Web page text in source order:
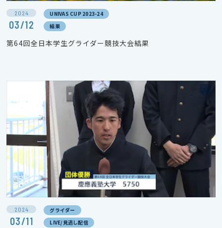
2024
03/12
UNIVAS CUP 2023-24
結果
第64回全日本学生グライダー競技大会結果
2024
03/11
グライダー
LIVE/見逃し配信